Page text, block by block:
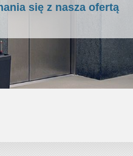
się z nasza ofertą